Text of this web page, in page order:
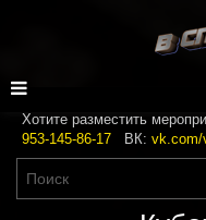
Хотите разместить
953-145-86-17 ВК: vk.com/